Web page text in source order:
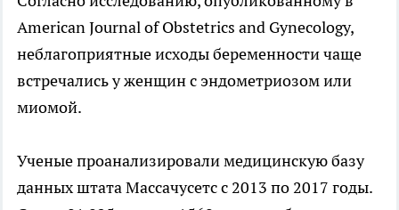
American Journal of Obstetrics and Gynecology,
неблагоприятные исходы беременности чаще
встречались у женщин с эндометриозом или
миомой.
Ученые проанализировали медицинскую базу
данных штата Массачусетс с 2013 по 2017 годы.